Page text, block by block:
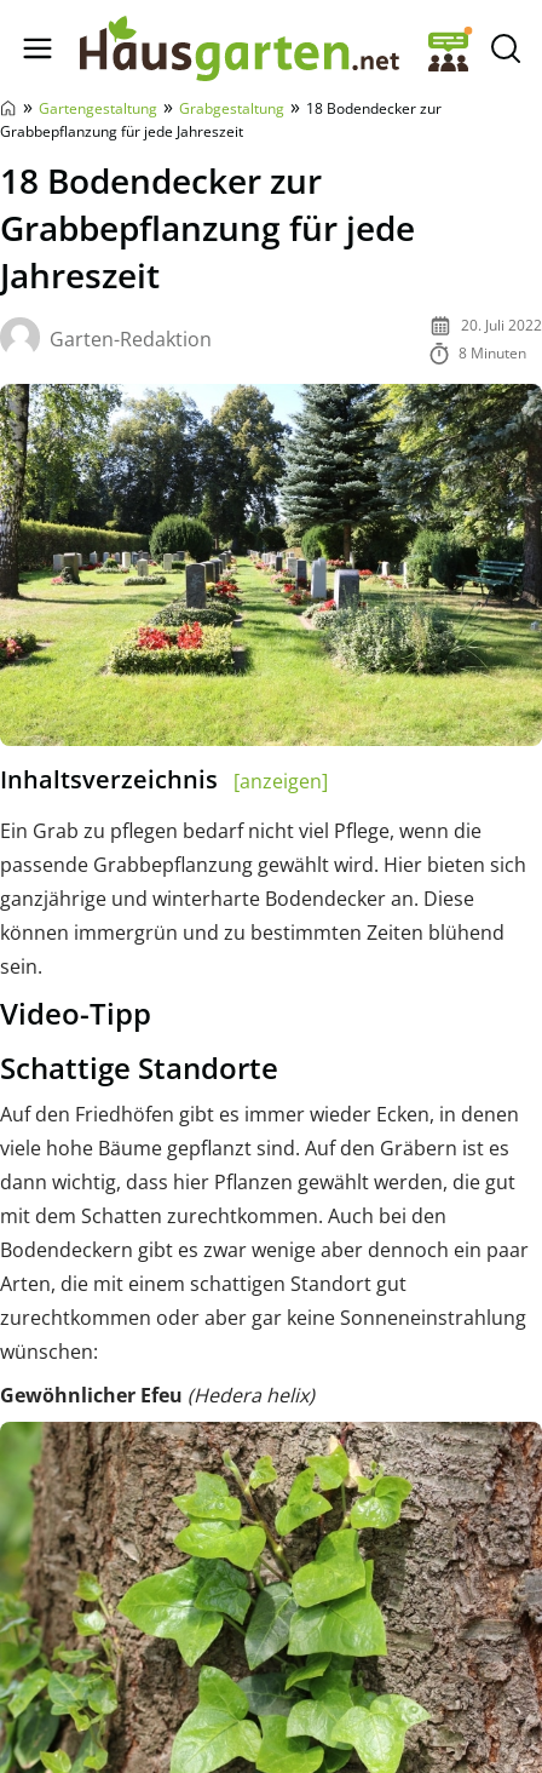
Hausgarten.net
» Gartengestaltung » Grabgestaltung » 18 Bodendecker zur
Grabbepflanzung für jede Jahreszeit
18 Bodendecker zur
Grabbepflanzung für jede
Jahreszeit
Garten-Redaktion
20. Juli 2022
8 Minuten
Inhaltsverzeichnis
[anzeigen]
Ein Grab zu pflegen bedarf nicht viel Pflege, wenn die
passende Grabbepflanzung gewählt wird. Hier bieten sich
ganzjährige und winterharte Bodendecker an. Diese
können immergrün und zu bestimmten Zeiten blühend
sein.
Video-Tipp
Schattige Standorte
Auf den Friedhöfen gibt es immer wieder Ecken, in denen
viele hohe Bäume gepflanzt sind. Auf den Gräbern ist es
dann wichtig, dass hier Pflanzen gewählt werden, die gut
mit dem Schatten zurechtkommen. Auch bei den
Bodendeckern gibt es zwar wenige aber dennoch ein paar
Arten, die mit einem schattigen Standort gut
zurechtkommen oder aber gar keine Sonneneinstrahlung
wünschen:
Gewöhnlicher Efeu (Hedera helix)